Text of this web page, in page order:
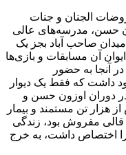
الجنان و جنات
حسن، مدرسه‌های عالی
صاحب آباد بجز یک
آن مسابقات و بازی‌ها
آنجا به حضور
داشت که فقط یک دیوار
دوران اوزون حسن و
هزار تن مستمند و بیمار
قالی مفروش بود، زندگی
اختصاص داشت، به خرج